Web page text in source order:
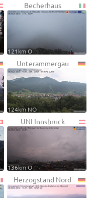
Becherhaus
121km O
Unterammergau
124km NO
UNI Innsbruck
136km O
Herzogstand Nord